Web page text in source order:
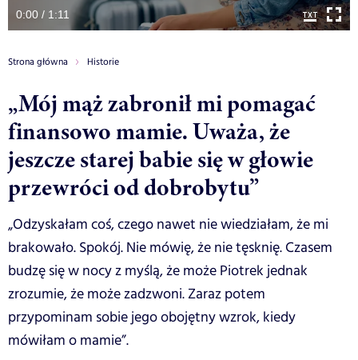
0:00 / 1:11
Strona główna Historie
„Mój mąż zabronił mi pomagać
finansowo mamie. Uważa, że
jeszcze starej babie się w głowie
przewróci od dobrobytu”
„Odzyskałam coś, czego nawet nie wiedziałam, że mi
brakowało. Spokój. Nie mówię, że nie tęsknię. Czasem
budzę się w nocy z myślą, że może Piotrek jednak
zrozumie, że może zadzwoni. Zaraz potem
przypominam sobie jego obojętny wzrok, kiedy
mówiłam o mamie”.